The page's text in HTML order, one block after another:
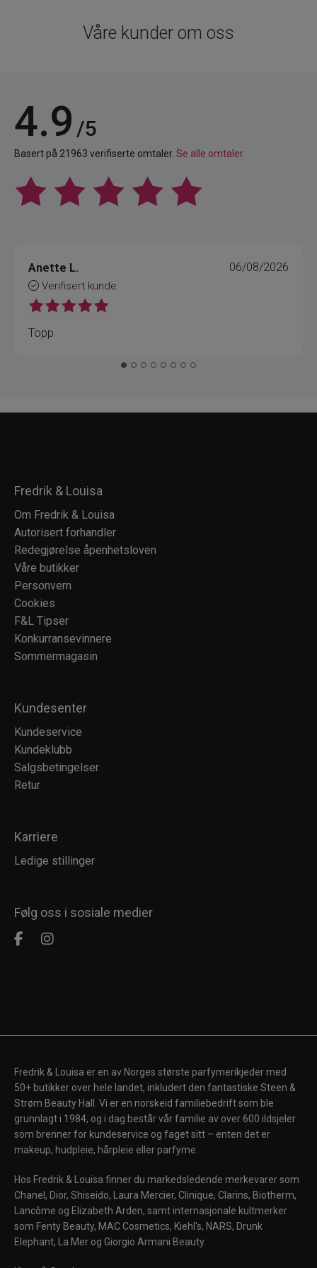
Våre kunder om oss
4.9 /5
Basert på 21963 verifiserte omtaler. Se alle omtaler.
Anette L.
Verifisert kunde
06/08/2026
Topp
Fredrik & Louisa
Om Fredrik & Louisa
Autorisert forhandler
Redegjørelse åpenhetsloven
Våre butikker
Personvern
Cookies
F&L Tipser
Konkurransevinnere
Sommermagasin
Kundesenter
Kundeservice
Kundeklubb
Salgsbetingelser
Retur
Karriere
Ledige stillinger
Følg oss i sosiale medier
Fredrik & Louisa er en av Norges største parfymerikjeder med
50+ butikker over hele landet, inkludert den fantastiske Steen &
Strøm Beauty Hall. Vi er en norskeid familiebedrift som ble
grunnlagt i 1984, og i dag består vår familie av over 600 ildsjeler
som brenner for kundeservice og faget sitt – enten det er
makeup, hudpleie, hårpleie eller parfyme.
Hos Fredrik & Louisa finner du markedsledende merkevarer som
Chanel, Dior, Shiseido, Laura Mercier, Clinique, Clarins, Biotherm,
Lancôme og Elizabeth Arden, samt internasjonale kultmerker
som Fenty Beauty, MAC Cosmetics, Kiehl's, NARS, Drunk
Elephant, La Mer og Giorgio Armani Beauty.